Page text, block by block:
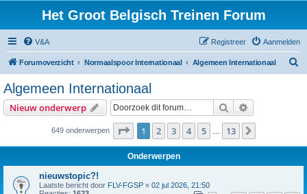
Het Groot Belgisch Treinen Forum
V&A Aanmelden
Registreer
Forumoverzicht Normaalspoor Internationaal Algemeen Internationaal
Algemeen Internationaal
Nieuw onderwerp Zoek
649 onderwerpen Pagina van 13
1 2 3 4 5 13
Onderwerpen
nieuwstopic?!
Laatste bericht door FLV-FGSP « 02 jul 2026, 21:50